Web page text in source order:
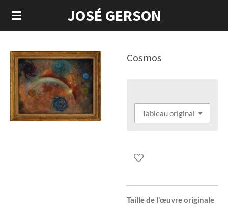
Passer
au
JOSÉ GERSON
Cosmos
Taille de l'œuvre originale